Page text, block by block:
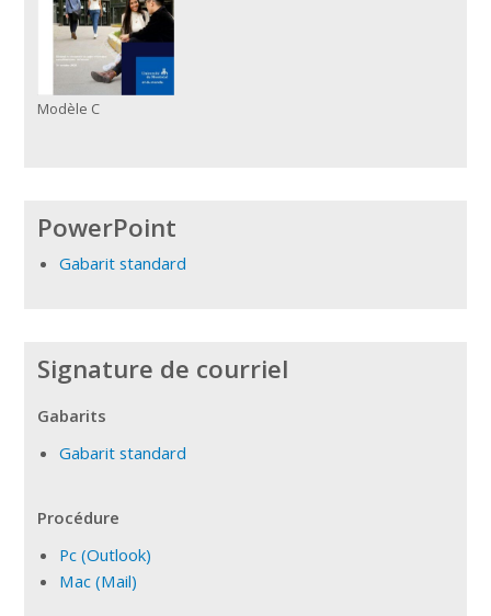
Modèle C
PowerPoint
Gabarit standard
Signature de courriel
Gabarits
Gabarit standard
Procédure
Pc (Outlook)
Mac (Mail)